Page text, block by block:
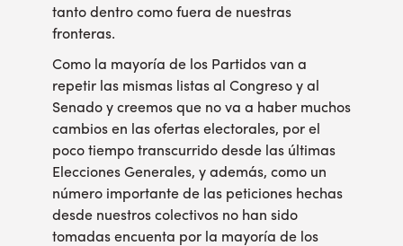
tanto dentro como fuera de nuestras
fronteras.
Como la mayoría de los Partidos van a
repetir las mismas listas al Congreso y al
Senado y creemos que no va a haber muchos
cambios en las ofertas electorales, por el
poco tiempo transcurrido desde las últimas
Elecciones Generales, y además, como un
número importante de las peticiones hechas
desde nuestros colectivos no han sido
tomadas encuenta por la mayoría de los